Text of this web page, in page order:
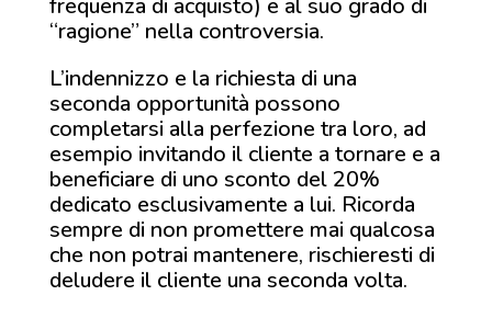
“ragione” nella controversia.
L’indennizzo e la richiesta di una
seconda opportunità possono
completarsi alla perfezione tra loro, ad
esempio invitando il cliente a tornare e a
beneficiare di uno sconto del 20%
dedicato esclusivamente a lui. Ricorda
sempre di non promettere mai qualcosa
che non potrai mantenere, rischieresti di
deludere il cliente una seconda volta.